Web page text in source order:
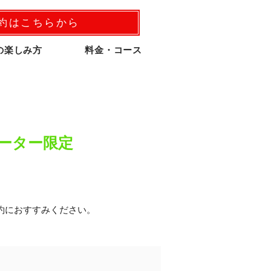
はこちらから
楽しみ方 料金・コース
ター限定
おすすみください。